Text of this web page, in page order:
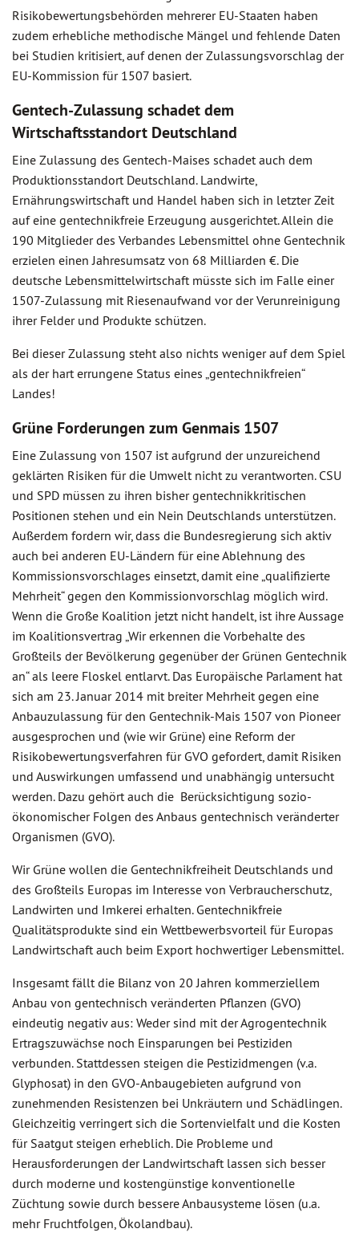
Risikobewertungsbehörden mehrerer EU-Staaten haben
zudem erhebliche methodische Mängel und fehlende Daten
bei Studien kritisiert, auf denen der Zulassungsvorschlag der
EU-Kommission für 1507 basiert.
Gentech-Zulassung schadet dem
Wirtschaftsstandort Deutschland
Eine Zulassung des Gentech-Maises schadet auch dem
Produktionsstandort Deutschland. Landwirte,
Ernährungswirtschaft und Handel haben sich in letzter Zeit
auf eine gentechnikfreie Erzeugung ausgerichtet. Allein die
190 Mitglieder des Verbandes Lebensmittel ohne Gentechnik
erzielen einen Jahresumsatz von 68 Milliarden €. Die
deutsche Lebensmittelwirtschaft müsste sich im Falle einer
1507-Zulassung mit Riesenaufwand vor der Verunreinigung
ihrer Felder und Produkte schützen.
Bei dieser Zulassung steht also nichts weniger auf dem Spiel
als der hart errungene Status eines „gentechnikfreien“
Landes!
Grüne Forderungen zum Genmais 1507
Eine Zulassung von 1507 ist aufgrund der unzureichend
geklärten Risiken für die Umwelt nicht zu verantworten. CSU
und SPD müssen zu ihren bisher gentechnikkritischen
Positionen stehen und ein Nein Deutschlands unterstützen.
Außerdem fordern wir, dass die Bundesregierung sich aktiv
auch bei anderen EU-Ländern für eine Ablehnung des
Kommissionsvorschlages einsetzt, damit eine „qualifizierte
Mehrheit“ gegen den Kommissionvorschlag möglich wird.
Wenn die Große Koalition jetzt nicht handelt, ist ihre Aussage
im Koalitionsvertrag „Wir erkennen die Vorbehalte des
Großteils der Bevölkerung gegenüber der Grünen Gentechnik
an“ als leere Floskel entlarvt. Das Europäische Parlament hat
sich am 23. Januar 2014 mit breiter Mehrheit gegen eine
Anbauzulassung für den Gentechnik-Mais 1507 von Pioneer
ausgesprochen und (wie wir Grüne) eine Reform der
Risikobewertungsverfahren für GVO gefordert, damit Risiken
und Auswirkungen umfassend und unabhängig untersucht
werden. Dazu gehört auch die Berücksichtigung sozio-
ökonomischer Folgen des Anbaus gentechnisch veränderter
Organismen (GVO).
Wir Grüne wollen die Gentechnikfreiheit Deutschlands und
des Großteils Europas im Interesse von Verbraucherschutz,
Landwirten und Imkerei erhalten. Gentechnikfreie
Qualitätsprodukte sind ein Wettbewerbsvorteil für Europas
Landwirtschaft auch beim Export hochwertiger Lebensmittel.
Insgesamt fällt die Bilanz von 20 Jahren kommerziellem
Anbau von gentechnisch veränderten Pflanzen (GVO)
eindeutig negativ aus: Weder sind mit der Agrogentechnik
Ertragszuwächse noch Einsparungen bei Pestiziden
verbunden. Stattdessen steigen die Pestizidmengen (v.a.
Glyphosat) in den GVO-Anbaugebieten aufgrund von
zunehmenden Resistenzen bei Unkräutern und Schädlingen.
Gleichzeitig verringert sich die Sortenvielfalt und die Kosten
für Saatgut steigen erheblich. Die Probleme und
Herausforderungen der Landwirtschaft lassen sich besser
durch moderne und kostengünstige konventionelle
Züchtung sowie durch bessere Anbausysteme lösen (u.a.
mehr Fruchtfolgen, Ökolandbau).